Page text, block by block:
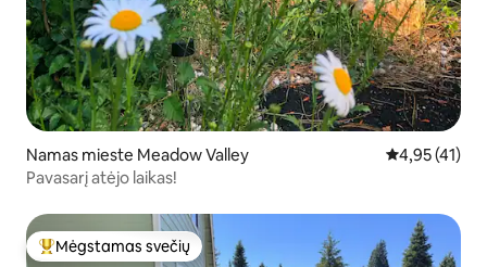
Namas mieste Meadow Valley Vidutinis
4,95 (41)
Pavasarį atėjo laikas!
Svečių mėgstamiausias
Mėgstamas svečių